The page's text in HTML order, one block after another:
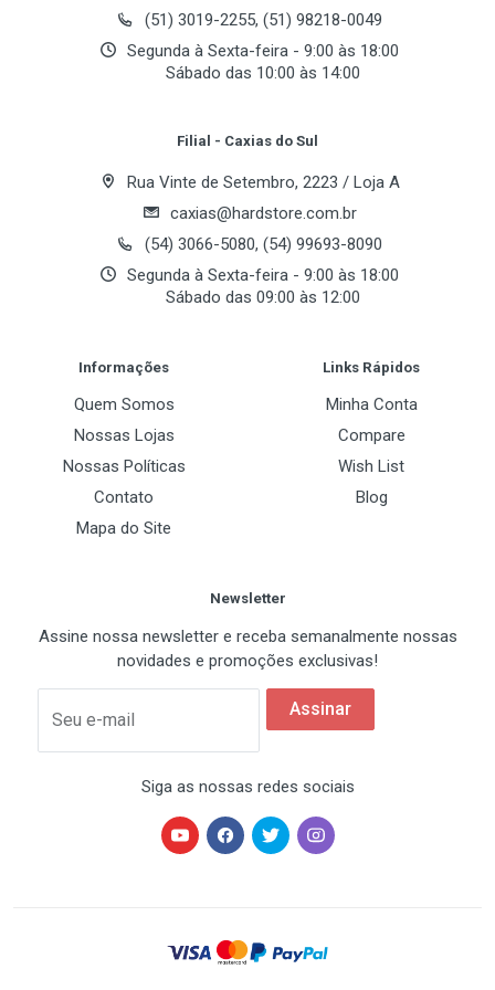
oferece velocidades de transferência de até 100
MB/s para ajudar a mover o conteúdo rapidamente.
- Classe 10 UHS-I acelera até 100 MB/s
- Tamanho físico: microSDHC, microSDXC
- Compatibilidade: Compatível com todos os
dispositivos host com suporte a microSDHC e
microSDXC
- Capacidade: 64GB
- Desempenho: 100MB/s para leitura, Classe de
velocidade UHS-I
- Dimensões: 11mm x 15mm x 1mm (microSD)
- Formato: FAT32
(51) 3019-2255, (51) 98218-0049
Segunda à Sexta-feira - 9:00 às 18:00
Sábado das 10:00 às 14:00
Filial - Caxias do Sul
Rua Vinte de Setembro, 2223 / Loja A
caxias@hardstore.com.br
(54) 3066-5080, (54) 99693-8090
Segunda à Sexta-feira - 9:00 às 18:00
Sábado das 09:00 às 12:00
Informações
Quem Somos
Nossas Lojas
Nossas Políticas
Contato
Mapa do Site
Links Rápidos
Minha Conta
Compare
Wish List
Blog
Newsletter
Assine nossa newsletter e receba semanalmente nossas
novidades e promoções exclusivas!
Seu e-mail
Assinar
Siga as nossas redes sociais